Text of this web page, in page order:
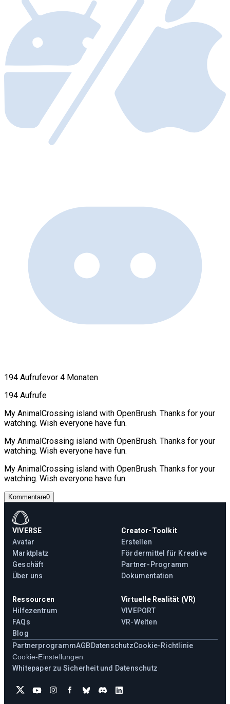
194 Aufrufevor 4 Monaten
194 Aufrufe
My AnimalCrossing island with OpenBrush. Thanks for your
watching. Wish everyone have fun.
My AnimalCrossing island with OpenBrush. Thanks for your
watching. Wish everyone have fun.
My AnimalCrossing island with OpenBrush. Thanks for your
watching. Wish everyone have fun.
Kommentare0
VIVERSE
Avatar
Marktplatz
Geschäft
Über uns
Creator-Toolkit
Erstellen
Fördermittel für Kreative
Partner-Programm
Dokumentation
Ressourcen
Hilfezentrum
FAQs
Blog
Virtuelle Realität (VR)
VIVEPORT
VR-Welten
PartnerprogrammAGB DatenschutzCookie-Richtlinie
Cookie-Einstellungen
Whitepaper zu Sicherheit und Datenschutz